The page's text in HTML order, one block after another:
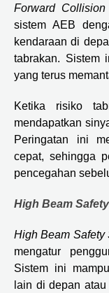
Forward Collision
sistem AEB
kendaraan di
tabrakan. Sistem
yang terus
Ketika risiko
mendapatkan
Peringatan ini
cepat, sehingga
pencegahan
High Beam
High Beam Safety
mengatur
Sistem ini
lain di depan